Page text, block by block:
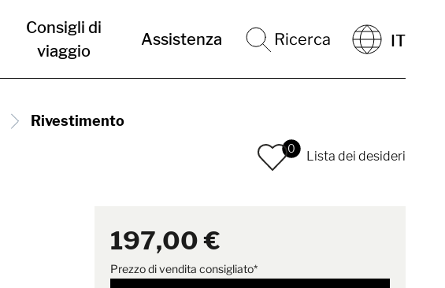
Consigli di
viaggio
Assistenza Ricerca IT
Rivestimento
0
Lista dei desideri
197,00 €
Prezzo di vendita consigliato*